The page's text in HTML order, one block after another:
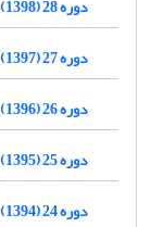
دوره 28 (1398)
دوره 27 (1397)
دوره 26 (1396)
دوره 25 (1395)
دوره 24 (1394)